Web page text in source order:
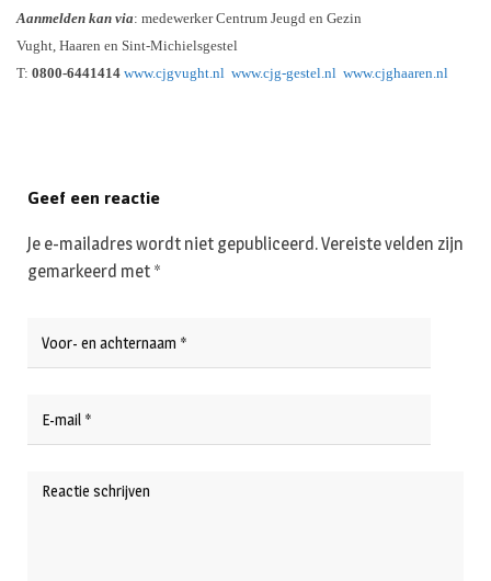
Aanmelden kan via: medewerker Centrum Jeugd en Gezin
Vught, Haaren en Sint-Michielsgestel
T: 0800-6441414 www.cjgvught.nl www.cjg-gestel.nl www.cjghaaren.nl
Geef een reactie
Je e-mailadres wordt niet gepubliceerd.Vereiste velden zijn
gemarkeerd met *